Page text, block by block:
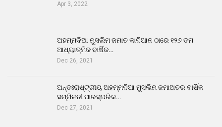
Apr 3, 2022
ଅହମ୍ମଦିଆ ମୁସଲିମ ଜମାତ କାଦିଆନ ଠାରେ ୧୨୬ ତମ
ଆଧ୍ୟାତ୍ମିକ ବାର୍ଷିକ…
Dec 26, 2021
ଅନ୍ତଃରାଷ୍ଟ୍ରୀୟ ଅହମ୍ମଦିଆ ମୁସଲିମ ଜମାଅତର ବାର୍ଷିକ
ସମ୍ମିଳନୀ ପାରସ୍ପରିକ…
Dec 27, 2021